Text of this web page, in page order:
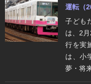
運転（
子ども
は、2
行を実
は、小
夢・将